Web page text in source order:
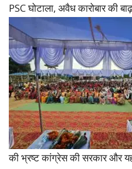
PSC घोटाला, अवैध कारोबार की
की भ्रष्ट कांग्रेस की सरकार और